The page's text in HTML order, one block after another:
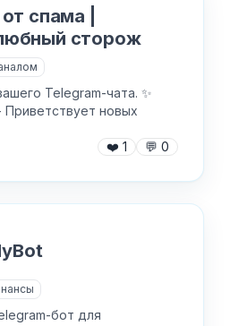
спама |
сторож
Telegram-чата. ✨
новых
❤️ 1 💬 0
бот для